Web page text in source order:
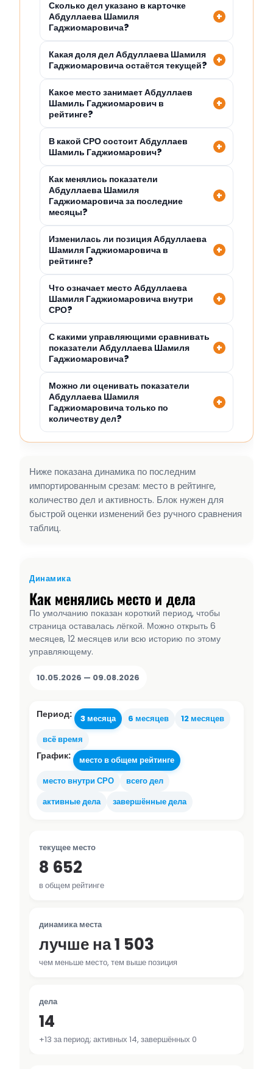
Сколько дел указано в карточке
Абдуллаева Шамиля
Гаджиомаровича?
Какая доля дел Абдуллаева Шамиля
Гаджиомаровича остаётся текущей?
Какое место занимает Абдуллаев
Шамиль Гаджиомарович в
рейтинге?
В какой СРО состоит Абдуллаев
Шамиль Гаджиомарович?
Как менялись показатели
Абдуллаева Шамиля
Гаджиомаровича за последние
месяцы?
Изменилась ли позиция Абдуллаева
Шамиля Гаджиомаровича в
рейтинге?
Что означает место Абдуллаева
Шамиля Гаджиомаровича внутри
СРО?
С какими управляющими сравнивать
показатели Абдуллаева Шамиля
Гаджиомаровича?
Можно ли оценивать показатели
Абдуллаева Шамиля
Гаджиомаровича только по
количеству дел?
Ниже показана динамика по последним
импортированным срезам: место в рейтинге,
количество дел и активность. Блок нужен для
быстрой оценки изменений без ручного сравнения
таблиц.
Динамика
Как менялись место и дела
По умолчанию показан короткий период, чтобы
страница оставалась лёгкой. Можно открыть 6
месяцев, 12 месяцев или всю историю по этому
управляющему.
10.05.2026 — 09.08.2026
Период: 3 месяца 6 месяцев
12 месяцев
всё время
График:
место в общем рейтинге
место внутри СРО
всего дел
активные дела
завершённые дела
текущее место
8 652
в общем рейтинге
динамика места
лучше на 1 503
чем меньше место, тем выше позиция
дела
14
+13 за период; активных 14, завершённых 0